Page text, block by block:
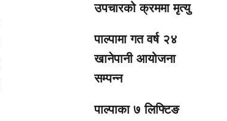
उपचारको क्रममा मृत्यु
पाल्पामा गत वर्ष २४
खानेपानी आयोजना
सम्पन्न
पाल्पाका ७ लिफ्टिङ